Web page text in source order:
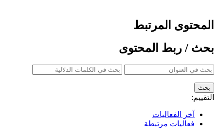
المحتوى المرتبط
بحث / ربط المحتوى
التقييم:
آخر الفعاليات
فعاليات مرتبطة